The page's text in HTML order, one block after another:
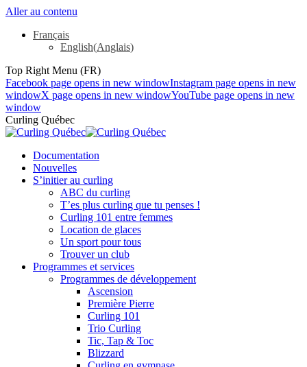
Aller au contenu
Français
English(Anglais)
Top Right Menu (FR)
Facebook page opens in new windowInstagram page opens in new
windowX page opens in new windowYouTube page opens in new
window
Curling Québec
Documentation
Nouvelles
S’initier au curling
ABC du curling
T’es plus curling que tu penses !
Curling 101 entre femmes
Location de glaces
Un sport pour tous
Trouver un club
Programmes et services
Programmes de développement
Ascension
Première Pierre
Curling 101
Trio Curling
Tic, Tap & Toc
Blizzard